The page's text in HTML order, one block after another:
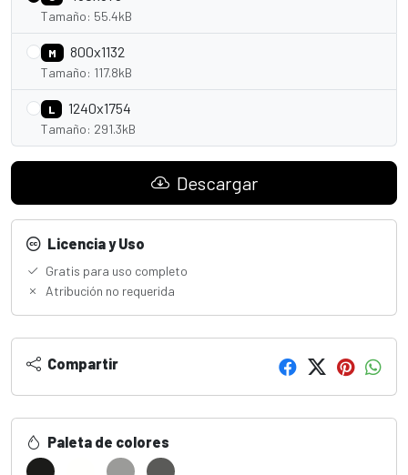
Tamaño: 55.4kB
M 800x1132
Tamaño: 117.8kB
L 1240x1754
Tamaño: 291.3kB
Descargar
Licencia y Uso
Gratis para uso completo
Atribución no requerida
Compartir
Paleta de colores